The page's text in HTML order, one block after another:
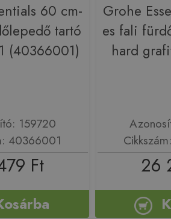
60 cm-
tartó
(40366001)
159720
40366001
Ft
Grohe
es fali
hard
26